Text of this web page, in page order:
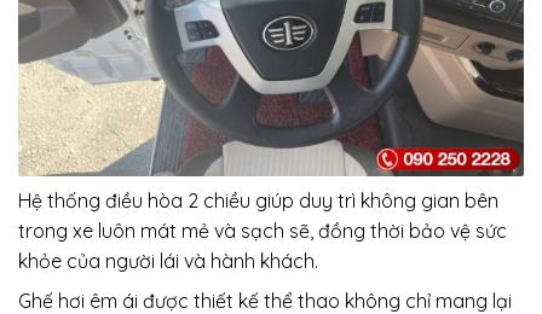
Hệ thống điều hòa 2 chiều giúp duy trì không gian bên
trong xe luôn mát mẻ và sạch sẽ, đồng thời bảo vệ sức
khỏe của người lái và hành khách.
Ghế hơi êm ái được thiết kế thể thao không chỉ mang lại